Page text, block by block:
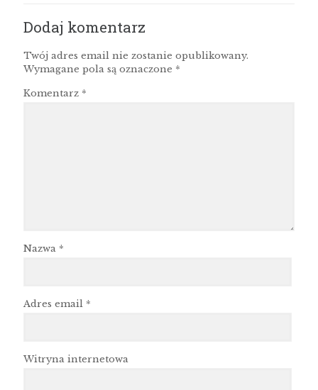
Dodaj komentarz
Twój adres email nie zostanie opublikowany.
Wymagane pola są oznaczone *
Komentarz *
Nazwa *
Adres email *
Witryna internetowa